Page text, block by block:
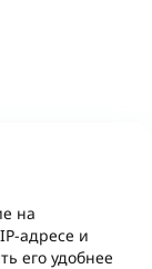
на
адресе и
его удобнее